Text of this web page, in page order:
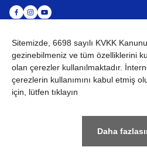
TÜRKİYE Küresel Ağ
Kullanım Koşulları Site
©
Sitemizde, 6698 sayılı KVKK
gezinebilmeniz ve tüm özelliklerini
olan çerezler kullanılmaktadır.
çerezlerin kullanımını kabul etmiş
için, lütfen tıklayın
Daha